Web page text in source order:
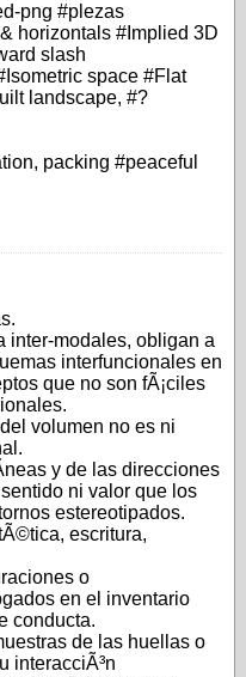
png #plezas
horizontals #Implied 3D
slash
space #Flat
landscape, #?
packing #peaceful
inter-modales, obligan a
interfuncionales en
que no son fÃ¡ciles
volumen no es ni
y de las direcciones
ni valor que los
estereotipados.
escritura,
o
en el inventario
conducta.
de las huellas o
interacciÃ³n